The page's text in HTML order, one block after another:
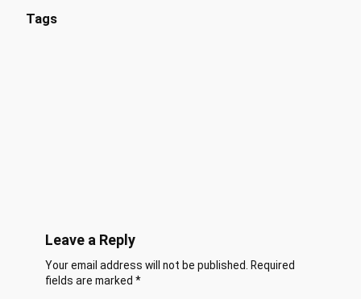
Tags
Leave a Reply
Your email address will not be published.
Required
fields are marked *